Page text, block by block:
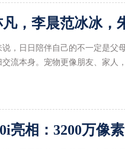
，日日陪伴自己的不一定是父
流本身。宠物更像朋友、家人
亮相：3200万像